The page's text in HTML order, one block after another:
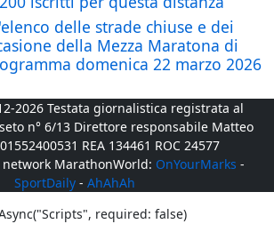
delle strade chiuse e dei
della Mezza Maratona di
domenica 22 marzo 2026
2026 Testata giornalistica registrata al
n° 6/13 Direttore responsabile Matteo
REA 134461 ROC 24577
MarathonWorld: OnYourMarks -
SportDaily - AhAhAh
required: false)